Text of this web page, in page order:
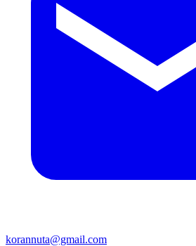
korannuta@gmail.com